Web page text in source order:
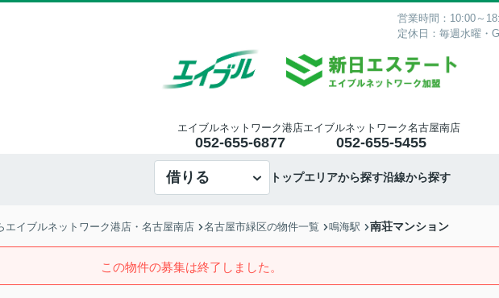
営業時間：10:00～
定休日：毎週水曜・
エイブルネットワーク港店
052-655-6877
エイブルネットワーク名古屋南店
052-655-5455
借りる トップエリアから探す沿線から探す
エイブルネットワーク港店・名古屋南店 名古屋市緑区の物件一覧 鳴海駅 南荘マンション
この物件の募集は終了しました。